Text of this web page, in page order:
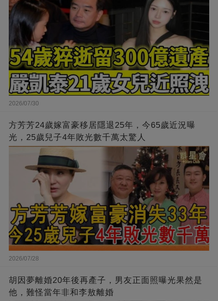
2026/07/30
方芳芳24歲嫁富豪移居隱退25年，今65歲近況曝
光，25歲兒子4年敗光數千萬太驚人
2026/07/28
胡因夢離婚20年後再產子，男友正面照曝光果然是
他，難怪當年非和李敖離婚